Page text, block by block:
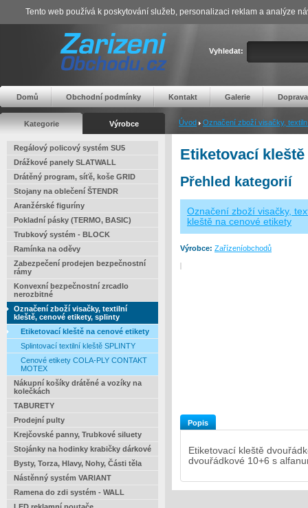
Vyhledat:
Domů Obchodní podmínky Kontakt Galerie Doprava
Kategorie Výrobce Úvod Označení zboží visačky,
Regálový policový systém SU5
Drážkové panely SLATWALL
Drátěný program, síťě, koše GRID
Stojany na oblečení ŠTENDR
Aranžérské figuríny
Pokladní pásky (TERMO, BASIC)
Trubkový systém - BLOCK
Ramínka na oděvy
Zabezpečení prodejen bezpečnostní
rámy
Konvexní bezpečnostní zrcadlo
nerozbitné
Označení zboží visačky, textilní
kleště, cenové etikety, splinty
Etiketovací kleště na cenové etikety
Splintovací textilní kleště SPLINTY
Cenové etikety COLA-PLY CONTAKT
MOTEX
Nákupní košíky drátěné a vozíky na
kolečkách
TABURETY
Prodejní pulty
Krejčovské panny, Trubkové siluety
Stojánky na hodinky krabičky dárkové
Bysty, Torza, Hlavy, Nohy, Části těla
Nástěnný systém VARIANT
Ramena do zdi systém - WALL
Etiketovací
Přehled kategorií
Označení zboží visačky,
kleště na cenové etikety
Výrobce: Zařízeníobchodů
Popis
Etiketovací kleště
dvouřádkové 10+6 s
Tento web používá k poskytování služeb, personalizaci reklam a analýze